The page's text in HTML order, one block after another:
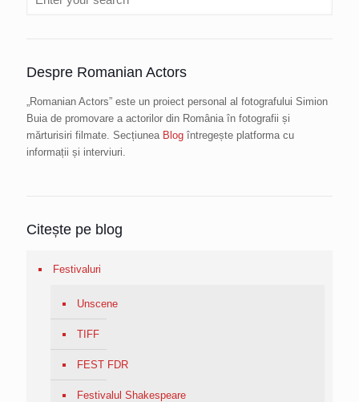
Despre Romanian Actors
„Romanian Actors” este un proiect personal al fotografului Simion
Buia de promovare a actorilor din România în fotografii și
mărturisiri filmate. Secțiunea Blog întregește platforma cu
informații și interviuri.
Citește pe blog
Festivaluri
Unscene
TIFF
FEST FDR
Festivalul Shakespeare